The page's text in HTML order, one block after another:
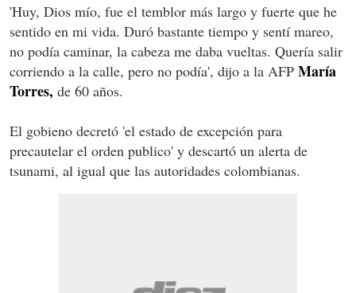
'Huy, Dios mío, fue el temblor más largo y fuerte que he
sentido en mi vida. Duró bastante tiempo y sentí mareo,
no podía caminar, la cabeza me daba vueltas. Quería salir
corriendo a la calle, pero no podía', dijo a la AFP María
Torres, de 60 años.
El gobieno decretó 'el estado de excepción para
precautelar el orden publico' y descartó un alerta de
tsunami, al igual que las autoridades colombianas.